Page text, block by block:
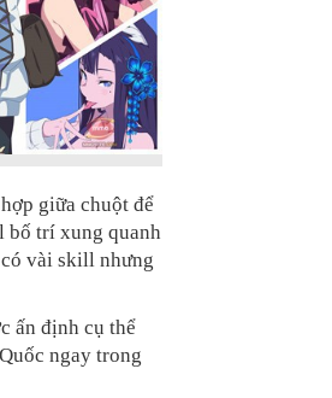
giữa chuột để
bố trí xung quanh
vài skill nhưng
ấn định cụ thể
ngay trong